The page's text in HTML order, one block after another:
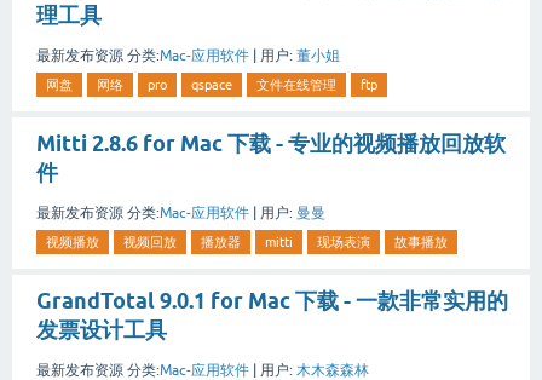
理工具
最新发布资源 分类:Mac-应用软件 | 用户: 董小姐
网盘 网络 pro qspace 文件在线管理 ftp
Mitti 2.8.6 for Mac 下载 - 专业的视频播放回放软
件
最新发布资源 分类:Mac-应用软件 | 用户: 曼曼
视频播放 视频回放 播放器 mitti 现场表演 故事播放
GrandTotal 9.0.1 for Mac 下载 - 一款非常实用的
发票设计工具
最新发布资源 分类:Mac-应用软件 | 用户: 木木森森林